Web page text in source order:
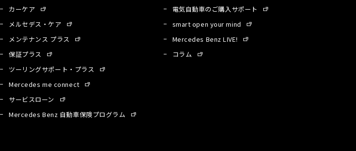
カーケア
メルセデス・ケア
メンテナンス プラス
保証プラス
ツーリングサポート・プラス
Mercedes me connect
サービスローン
Mercedes Benz 自動車保険プログラム
電気自動車のご購入サポート
smart open your mind
Mercedes Benz LIVE!
コラム